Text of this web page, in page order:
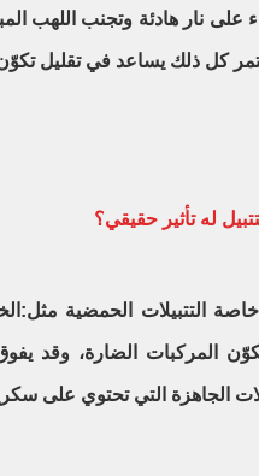
على نار هادئة وتجنب اللهب
كل ذلك يساعد في تقليل تكوّن
له تأثير حقيقي؟
خاصة التتبيلات الحمضية
المركبات الضارة، وقد
الجاهزة التي تحتوي على